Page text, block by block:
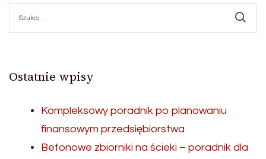
Ostatnie wpisy
Kompleksowy poradnik po planowaniu
finansowym przedsiębiorstwa
Betonowe zbiorniki na ścieki – poradnik dla